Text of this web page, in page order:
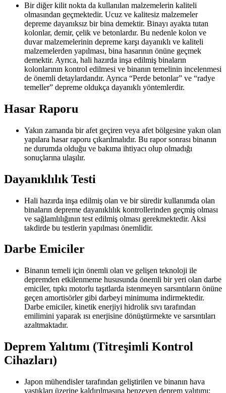
Bir diğer kilit nokta da kullanılan malzemelerin kaliteli
olmasından geçmektedir. Ucuz ve kalitesiz malzemeler
depreme dayanıksız bir bina demektir. Binayı ayakta tutan
kolonlar, demir, çelik ve betonlardır. Bu nedenle kolon ve
duvar malzemelerinin depreme karşı dayanıklı ve kaliteli
malzemelerden yapılması, bina hasarının önüne geçmek
demektir. Ayrıca, hali hazırda inşa edilmiş binaların
kolonlarının kontrol edilmesi ve binanın temelinin incelenmesi
de önemli detaylardandır. Ayrıca “Perde betonlar” ve “radye
temeller” depreme oldukça dayanıklı yöntemlerdir.
Hasar Raporu
Yakın zamanda bir afet geçiren veya afet bölgesine yakın olan
yapılara hasar raporu çıkarılmalıdır. Bu rapor sonrası binanın
ne durumda olduğu ve bakıma ihtiyacı olup olmadığı
sonuçlarına ulaşılır.
Dayanıklılık Testi
Hali hazırda inşa edilmiş olan ve bir süredir kullanımda olan
binaların depreme dayanıklılık kontrollerinden geçmiş olması
ve sağlamlılığının test edilmiş olması gerekmektedir. Aksi
takdirde bu testlerin yapılması önemlidir.
Darbe Emiciler
Binanın temeli için önemli olan ve gelişen teknoloji ile
depremden etkilenmeme hususunda önemli bir yeri olan darbe
emiciler, tıpkı motorlu taşıtlarda istenmeyen sarsıntıların önüne
geçen amortisörler gibi darbeyi minimuma indirmektedir.
Darbe emiciler, kinetik enerjiyi hidrolik sıvı tarafından
emilimini yaparak ısı enerjisine dönüştürmekte ve sarsıntıları
azaltmaktadır.
Deprem Yalıtımı (Titreşimli Kontrol
Cihazları)
Japon mühendisler tarafından geliştirilen ve binanın hava
yastıkları üzerine kaldırılmasına benzeyen deprem yalıtımı;